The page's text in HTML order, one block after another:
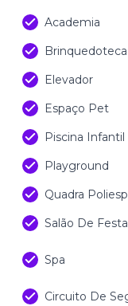
Academia
Brinquedoteca
Elevador
Espaço Pet
Piscina Infantil
Playground
Quadra
Salão De
Spa
Circuito De